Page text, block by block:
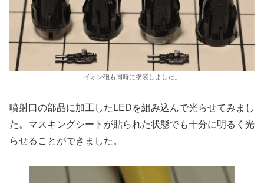
イオン砲も同時に塗装しました。
噴射口の部品に加工したLEDを組み込んで光らせてみまし
た。マスキングシートが貼られた状態でも十分に明るく光
らせることができました。